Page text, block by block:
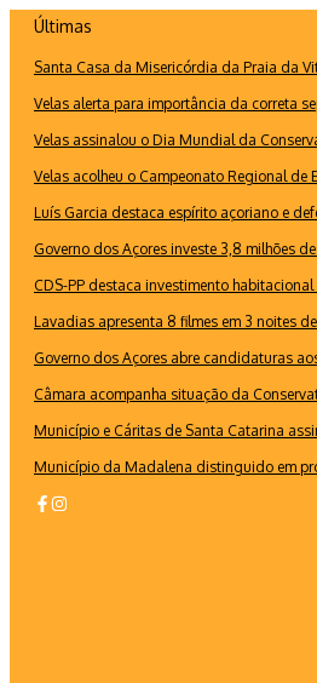
conteúdo
Últimas
Santa Casa da Misericórdia da Praia da
Velas alerta para importância da correta
Velas assinalou o Dia Mundial da
Velas acolheu o Campeonato Regional de
Luís Garcia destaca espírito açoriano e
Governo dos Açores investe 3,8 milhões
CDS-PP destaca investimento
Lavadias apresenta 8 filmes em 3 noites
Governo dos Açores abre candidaturas
Câmara acompanha situação da
Município e Cáritas de Santa Catarina
Município da Madalena distinguido em